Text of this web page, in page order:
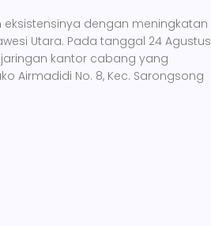
eksistensinya dengan meningkatan
Utara. Pada tanggal 24 Agustus
jaringan kantor cabang yang
Airmadidi No. 8, Kec. Sarongsong